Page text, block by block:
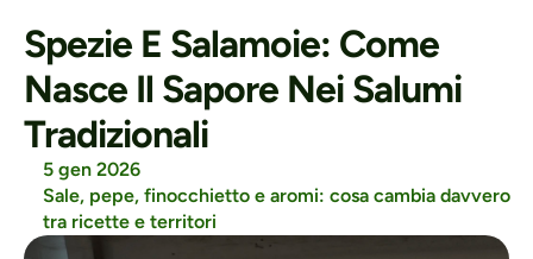
Spezie E Salamoie: Come
Nasce Il Sapore Nei Salumi
Tradizionali
5 gen 2026
Sale, pepe, finocchietto e aromi: cosa cambia davvero
tra ricette e territori